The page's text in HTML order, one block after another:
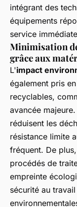
intégrant des
équipements
service
Minimisation
grâce aux
L'impact
également pris
recyclables,
avancée
réduisent les
résistance limite
fréquent. De
procédés de
empreinte
sécurité au